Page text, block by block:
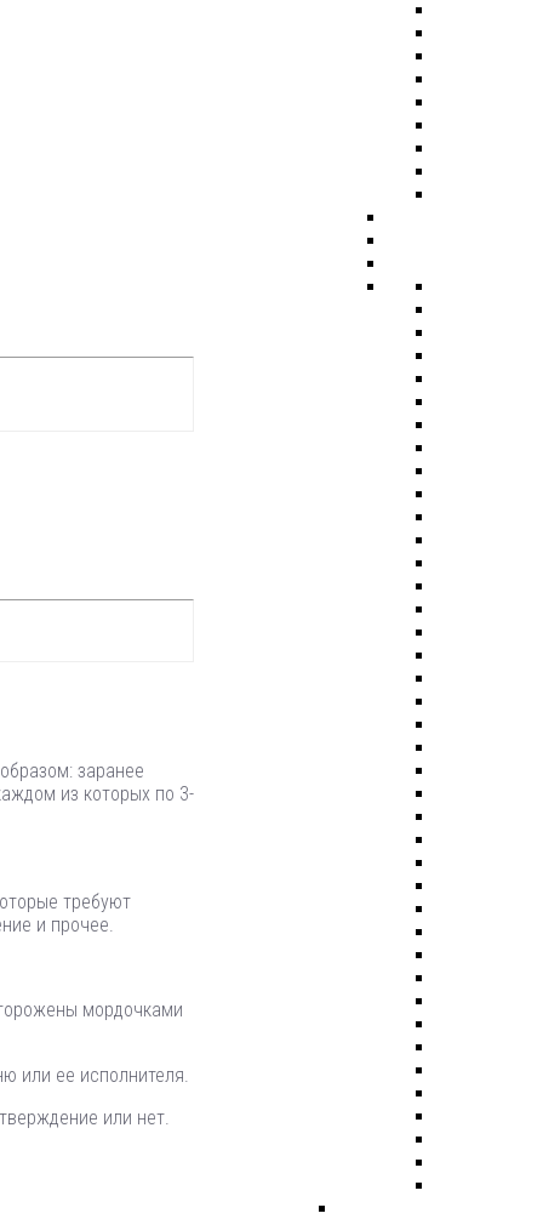
заранее
из которых по 3-
требуют
и прочее.
мордочками
или ее исполнителя.
или нет.